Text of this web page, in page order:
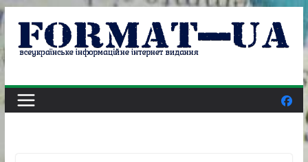
Skip
content